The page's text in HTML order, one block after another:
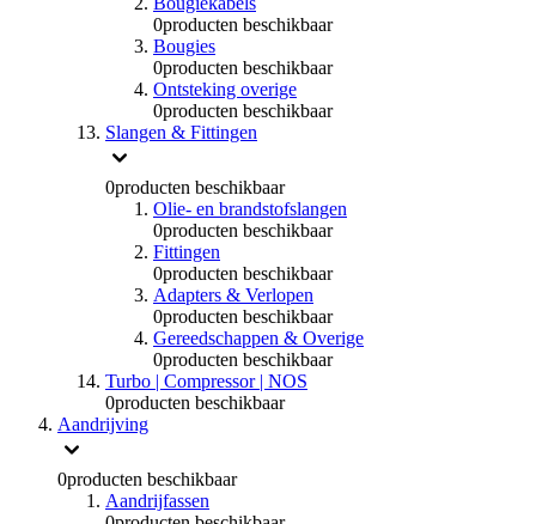
0producten beschikbaar
Bougies
0producten beschikbaar
Ontsteking overige
0producten beschikbaar
Slangen & Fittingen
0producten beschikbaar
Olie- en brandstofslangen
0producten beschikbaar
Fittingen
0producten beschikbaar
Adapters & Verlopen
0producten beschikbaar
Gereedschappen & Overige
0producten beschikbaar
Turbo | Compressor | NOS
0producten beschikbaar
Aandrijving
0producten beschikbaar
Aandrijfassen